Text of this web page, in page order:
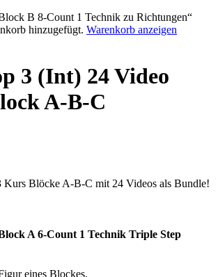
B 8-Count 1 Technik zu Richtungen“
hinzugefügt. Warenkorb anzeigen
3 (Int) 24 Video
A-B-C
Blöcke A-B-C mit 24 Videos als Bundle!
A 6-Count 1 Technik Triple Step
eines Blockes.